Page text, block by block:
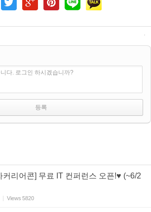
다. 로그인 하시겠습니까?
커리어콘] 무료 IT 컨퍼런스 오픈!♥ (~6/2
Views 5820